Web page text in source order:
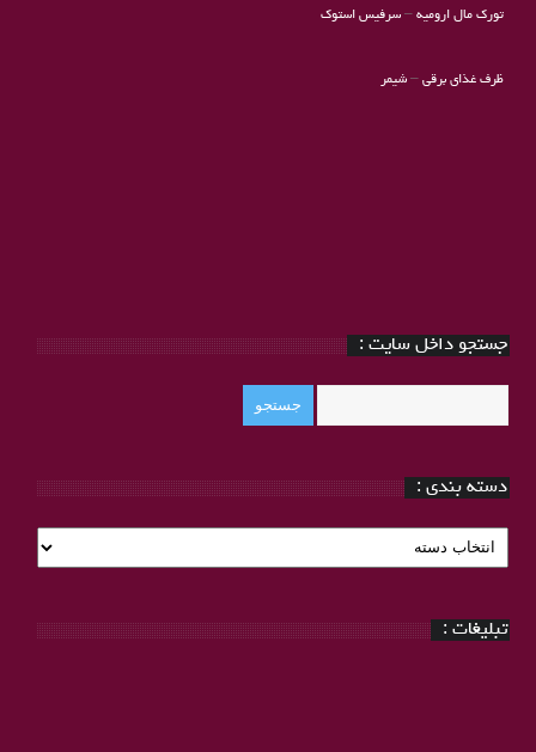
تورک مال ارومیه–سرفیس استوک
ظرف غذای برقی– شیمر
جستجو داخل سایت :
دسته بندی :
دسته
بندی
تبلیغات :